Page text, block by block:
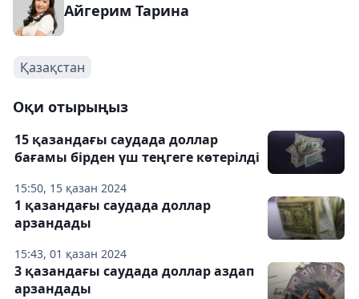
Айгерим Тарина
Қазақстан
Оқи отырыңыз
15:50, 15 қазан 2024
15 қазандағы саудада доллар
бағамы бірден үш теңгеге көтерілді
15:43, 01 қазан 2024
1 қазандағы саудада доллар
арзандады
3 қазандағы саудада доллар аздап
арзандады